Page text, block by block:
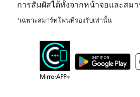
การสัมผัสได้ทั้งจากหน้าจอและสม
*เฉพาะสมาร์ทโฟนที่รองรับเท่านั้น
MirrorAPP+